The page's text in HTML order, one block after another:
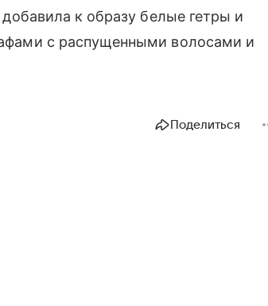
к образу белые гетры и
с распущенными волосами и
Поделиться